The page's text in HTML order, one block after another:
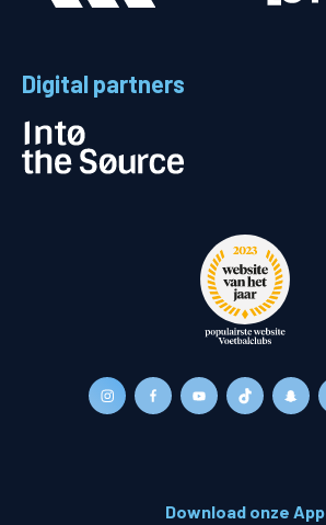
Digital partners
Download onze App